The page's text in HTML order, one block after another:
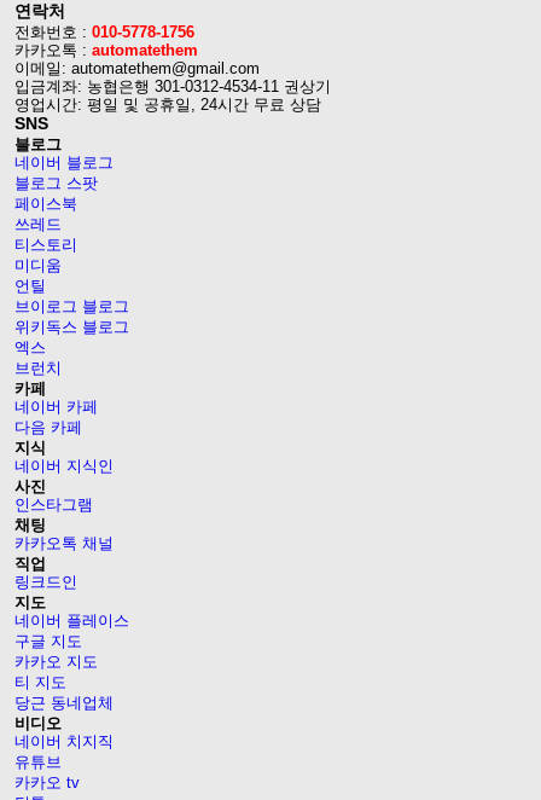
연락처
전화번호 : 010-5778-1756
카카오톡 : automatethem
이메일: automatethem@gmail.com
입금계좌: 농협은행 301-0312-4534-11 권상기
영업시간: 평일 및 공휴일, 24시간 무료 상담
SNS
블로그
네이버 블로그
블로그 스팟
페이스북
쓰레드
티스토리
미디움
언틸
브이로그 블로그
위키독스 블로그
엑스
브런치
카페
네이버 카페
다음 카페
지식
네이버 지식인
사진
인스타그램
채팅
카카오톡 채널
직업
링크드인
지도
네이버 플레이스
구글 지도
카카오 지도
티 지도
당근 동네업체
비디오
네이버 치지직
유튜브
카카오 tv